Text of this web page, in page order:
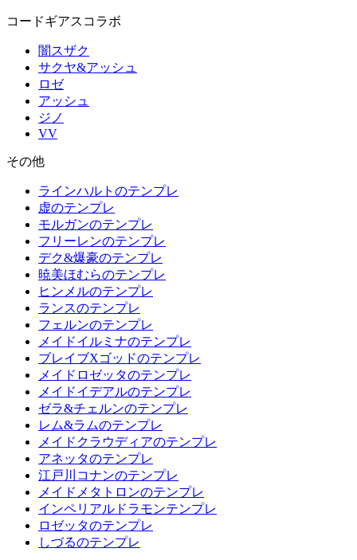
コードギアスコラボ
闇スザク
サクヤ&アッシュ
ロゼ
アッシュ
ジノ
VV
その他
ラインハルトのテンプレ
虚のテンプレ
モルガンのテンプレ
フリーレンのテンプレ
デク&爆豪のテンプレ
暁美ほむらのテンプレ
ヒンメルのテンプレ
ランスのテンプレ
フェルンのテンプレ
メイドイルミナのテンプレ
ブレイブXゴッドのテンプレ
メイドロゼッタのテンプレ
メイドイデアルのテンプレ
ゼラ&チェルンのテンプレ
レム&ラムのテンプレ
メイドクラウディアのテンプレ
アネッタのテンプレ
江戸川コナンのテンプレ
メイドメタトロンのテンプレ
インペリアルドラモンテンプレ
ロゼッタのテンプレ
しづるのテンプレ